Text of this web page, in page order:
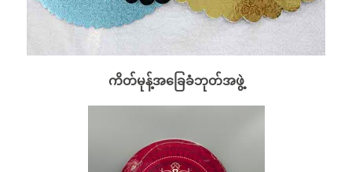
ကိတ်မုန့်အခြေခံဘုတ်အဖွဲ့